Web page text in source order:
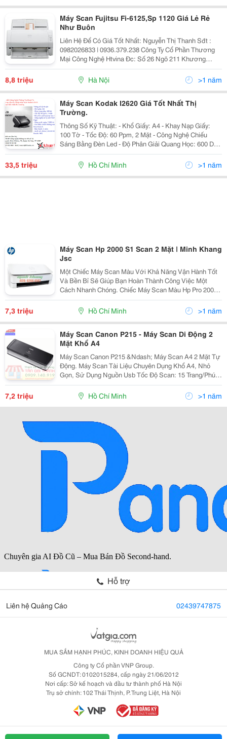
Máy Scan Fujitsu Fi-6125,Sp 1120 Giá Lẻ Rẻ
Như Buôn
Liên Hệ Để Có Giá Tốt Nhất: Nguyễn Thị Thanh Sđt :
0982026833 | 0936.379.238 Công Ty Cổ Phần Thương
Mại Công Nghệ Htvina Đc: Số 26 Ngõ 211 Khương
Trung &Ndash; Thanh Xuân &Ndash; Hà Nội Yahoo
:Nguyenthanh6685 Website: Http://Sieuthiht.com
8,8 triệu Hà Nội >1 năm
Máy Scan Kodak I2620 Giá Tốt Nhất Thị
Trường.
Thông Số Kỹ Thuật: - Khổ Giấy: A4 - Khay Nạp Giấy:
100 Tờ - Tốc Độ: 60 Ppm, 2 Mặt - Công Nghệ Chiếu
Sáng Bằng Đèn Led - Độ Phân Giải Quang Học: 600 Dpi
- Công Nghệ Xử Lý Ảnh Perfect Page - Công Suất Ngày:
7.000 Tờ - Nút Điều K
33,5 triệu Hồ Chí Minh >1 năm
Máy Scan Hp 2000 S1 Scan 2 Mặt | Minh Khang
Jsc
Một Chiếc Máy Scan Màu Với Khả Năng Vận Hành Tốt
Và Bền Bỉ Sẽ Giúp Bạn Hoàn Thành Công Việc Một
Cách Nhanh Chóng. Chiếc Máy Scan Màu Hp Pro 2000
S1-L2759A Mang Trong Mình Kiểu Dáng Gọn Nhẹ Và Đi
Kèm Là Tông Màu Trắng Bắt Mắt Sẽ Giúp Tạo Điểm
Nhấn Cho
7,3 triệu Hồ Chí Minh >1 năm
Máy Scan Canon P215 - Máy Scan Di Động 2
Mặt Khổ A4
Máy Scan Canon P215 &Ndash; Máy Scan A4 2 Mặt Tự
Động. Máy Scan Tài Liệu Chuyên Dụng Khổ A4, Nhỏ
Gọn, Sử Dụng Nguồn Usb Tốc Độ Scan: 15 Trang/Phút
(Trắng Đen) - 10 Trang/Phút (Màu, 200 Dpi) Cảm Biến
Hình Ảnh: Cis. Scan Hai Mặt Tự Động. Độ...
7,2 triệu Hồ Chí Minh >1 năm
Hỗ trợ
Liên hệ Quảng Cáo 02439747875
MUA SẮM HẠNH PHÚC, KINH DOANH HIỆU QUẢ
Công ty Cổ phần VNP Group.
Số GCNDT: 0102015284, cấp ngày 21/06/2012
Nơi cấp: Sở kế hoạch và đầu tư thành phố Hà Nội
Trụ sở chính: 102 Thái Thịnh, P. Trung Liệt, Hà Nội